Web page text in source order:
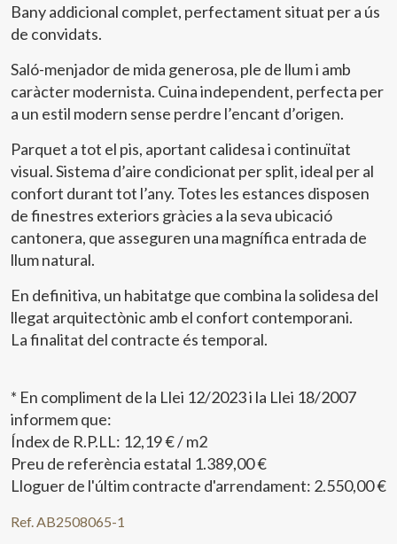
Bany addicional complet, perfectament situat per a ús
de convidats.
Saló-menjador de mida generosa, ple de llum i amb
caràcter modernista. Cuina independent, perfecta per
a un estil modern sense perdre l’encant d’origen.
Parquet a tot el pis, aportant calidesa i continuïtat
visual. Sistema d’aire condicionat per split, ideal per al
confort durant tot l’any. Totes les estances disposen
de finestres exteriors gràcies a la seva ubicació
cantonera, que asseguren una magnífica entrada de
llum natural.
En definitiva, un habitatge que combina la solidesa del
llegat arquitectònic amb el confort contemporani.
La finalitat del contracte és temporal.
* En compliment de la Llei 12/2023 i la Llei 18/2007
informem que:
Índex de R.P.LL: 12,19 € / m2
Preu de referència estatal 1.389,00 €
Lloguer de l'últim contracte d'arrendament: 2.550,00 €
Ref. AB2508065-1
Modificar cookies
Aquest lloc web utilitza cookies pròpies per recopilar
informació amb la finalitat de millorar els nostres serveis.
Si continua navegant, suposa l'acceptació de la instal·lació
de les mateixes. L'usuari té la possibilitat de configurar el
navegador podent, si així ho desitja, impedir que siguin
instal·lades al disc dur, encara que haurà de tenir en
compte que aquesta acció podrà ocasionar dificultats de